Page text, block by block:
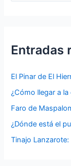
r
r
:
Entradas
El Pinar de El
¿Cómo llegar a
Faro de
¿Dónde está el
Tinajo